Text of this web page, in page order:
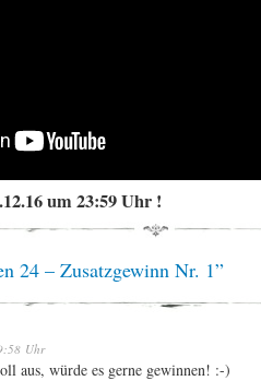
um 23:59 Uhr !
24 – Zusatzgewinn Nr. 1”
Uhr
aus, würde es gerne gewinnen! :-)